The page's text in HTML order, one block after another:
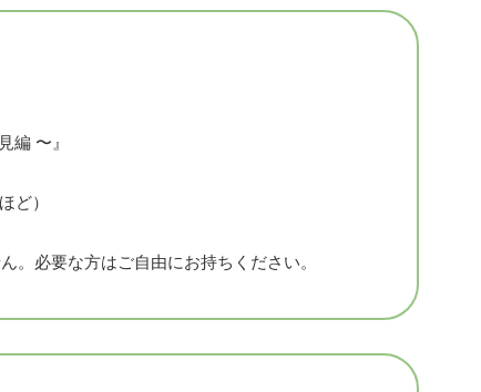
編 〜』
ど）
必要な方はご自由にお持ちください。